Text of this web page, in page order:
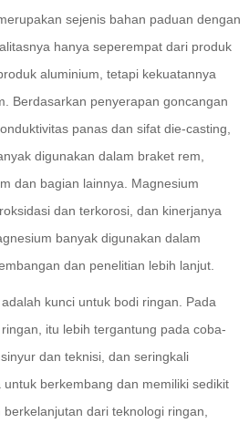
sejenis bahan paduan dengan
hanya seperempat dari produk
aluminium, tetapi kekuatannya
Berdasarkan penyerapan goncangan
panas dan sifat die-casting,
digunakan dalam braket rem,
dan bagian lainnya. Magnesium
dan terkorosi, dan kinerjanya
banyak digunakan dalam
dan penelitian lebih lanjut.
kunci untuk bodi ringan. Pada
itu lebih tergantung pada coba-
dan teknisi, dan seringkali
berkembang dan memiliki sedikit
dari teknologi ringan,